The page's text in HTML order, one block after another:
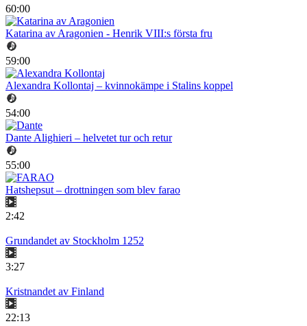
60:00
Katarina av Aragonien - Henrik VIII:s första fru
59:00
Alexandra Kollontaj – kvinnokämpe i Stalins koppel
54:00
Dante Alighieri – helvetet tur och retur
55:00
Hatshepsut – drottningen som blev farao
2:42
Grundandet av Stockholm 1252
3:27
Kristnandet av Finland
22:13